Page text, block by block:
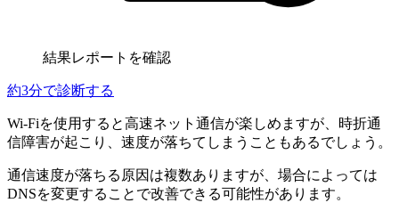
結果レポートを確認
約3分で診断する
Wi-Fiを使用すると高速ネット通信が楽しめますが、時折通
信障害が起こり、速度が落ちてしまうこともあるでしょう。
通信速度が落ちる原因は複数ありますが、場合によっては
DNSを変更することで改善できる可能性があります。